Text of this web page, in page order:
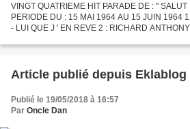
VINGT QUATRIEME HIT PARADE DE : "
PERIODE DU : 15 MAI 1964 AU 15 JUIN 1964
- LUI QUE J ' EN REVE 2 : RICHARD
Article publié depuis Eklablog
Publié le 19/05/2018 à 16:57
Par Oncle Dan